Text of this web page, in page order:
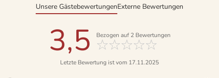
Unsere GästebewertungenExterne Bewertungen
3,5 Bezogen auf 2Bewertungen
Letzte Bewertung ist vom 17.11.2025